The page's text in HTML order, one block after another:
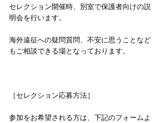
セレクション開催時、別室で保護者向けの説
明会を行います。
海外遠征への疑問質問、不安に思うことなど
もご相談できる場となっております。
［セレクション応募方法］
参加をお希望される方は、下記のフォームよ